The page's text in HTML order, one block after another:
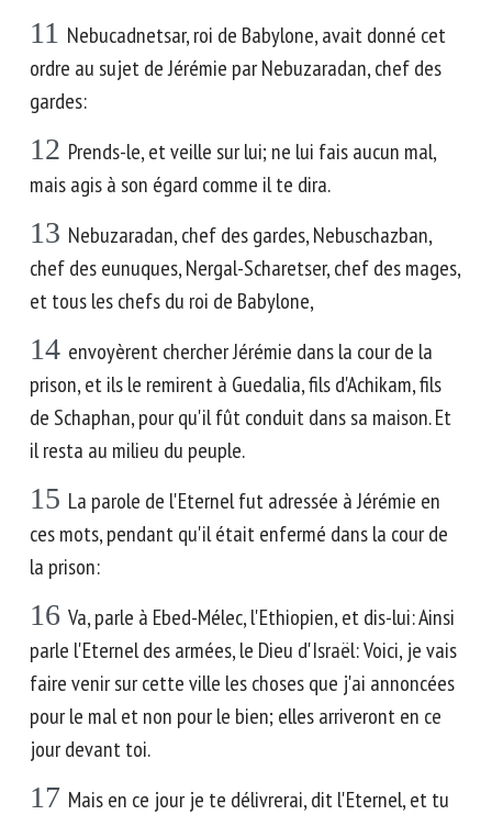
11 Nebucadnetsar, roi de Babylone, avait donné cet
ordre au sujet de Jérémie par Nebuzaradan, chef des
gardes:
12 Prends-le, et veille sur lui; ne lui fais aucun mal,
mais agis à son égard comme il te dira.
13 Nebuzaradan, chef des gardes, Nebuschazban,
chef des eunuques, Nergal-Scharetser, chef des mages,
et tous les chefs du roi de Babylone,
14 envoyèrent chercher Jérémie dans la cour de la
prison, et ils le remirent à Guedalia, fils d'Achikam, fils
de Schaphan, pour qu'il fût conduit dans sa maison. Et
il resta au milieu du peuple.
15 La parole de l'Eternel fut adressée à Jérémie en
ces mots, pendant qu'il était enfermé dans la cour de
la prison:
16 Va, parle à Ebed-Mélec, l'Ethiopien, et dis-lui: Ainsi
parle l'Eternel des armées, le Dieu d'Israël: Voici, je vais
faire venir sur cette ville les choses que j'ai annoncées
pour le mal et non pour le bien; elles arriveront en ce
jour devant toi.
17 Mais en ce jour je te délivrerai, dit l'Eternel, et tu